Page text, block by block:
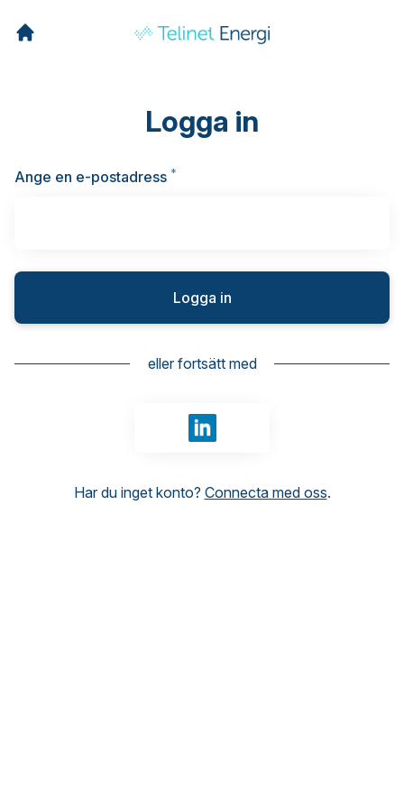
Logga in
Ange en e-postadress *
Logga in
eller fortsätt med
Logga in med LinkedIn
Har du inget konto? Connecta med oss.